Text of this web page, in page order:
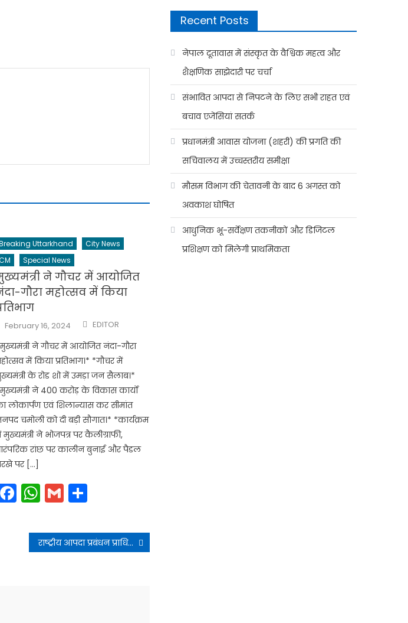
Uttarkhand
City News
Special News
ने गौचर में आयोजित
गौरा महोत्सव में किया
Posted
on
February 16, 2024 Author
EDITOR
ने गौचर में आयोजित नंदा-गौरा
में किया प्रतिभाग।* *गौचर में
के रोड शो में उमड़ा जन सैलाब।*
ने 400 करोड़ के विकास कार्यो
लोकार्पण एवं शिलान्यास कर सीमांत
चमोली को दी बड़ी सौगात।* *कार्यक्रम
मुख्यमंत्री ने भोजपत्र पर कैलीग्राफी,
रांछ पर कालीन बुनाई और पैडल
पर […]
Facebook
WhatsApp
Gmail
राष्ट्रीय आपदा प्रबंधन प्राधिकरण (एनडीएमए) के सहयोग से अप्रैल में मॉक ड्रिल आयोजित की जाएगी
Recent Posts
नेपाल दूतावास में संस्कृत के वैश्विक महत्व और
शैक्षणिक साझेदारी पर चर्चा
संभावित आपदा से निपटने के लिए सभी राहत एवं
बचाव एजेंसियां सतर्क
प्रधानमंत्री आवास योजना (शहरी) की प्रगति की
सचिवालय में उच्चस्तरीय समीक्षा
मौसम विभाग की चेतावनी के बाद 6 अगस्त को
अवकाश घोषित
आधुनिक भू-सर्वेक्षण तकनीकों और डिजिटल
प्रशिक्षण को मिलेगी प्राथमिकता